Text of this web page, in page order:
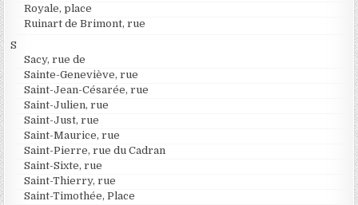
Royale, place
Ruinart de Brimont, rue
S
Sacy, rue de
Sainte-Geneviève, rue
Saint-Jean-Césarée, rue
Saint-Julien, rue
Saint-Just, rue
Saint-Maurice, rue
Saint-Pierre, rue du Cadran
Saint-Sixte, rue
Saint-Thierry, rue
Saint-Timothée, Place